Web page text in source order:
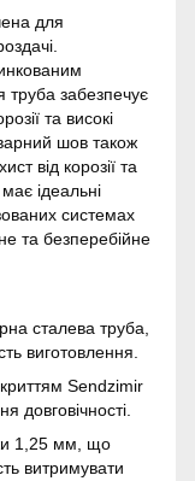
для
труба забезпечує
та високі
шов також
від корозії та
ідеальні
системах
та безперебійне
сталева труба,
виготовлення.
Sendzimir
довговічності.
1,25 мм, що
витримувати